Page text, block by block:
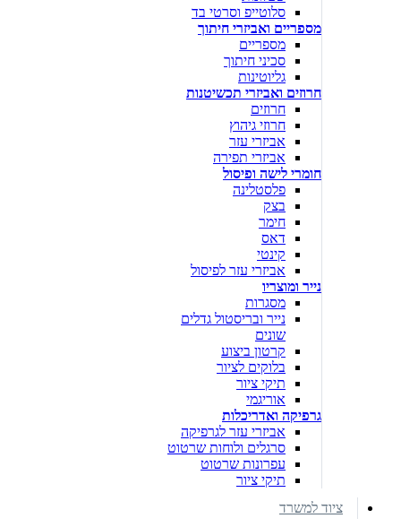
סלוטייפ וסרטי בד
מספריים ואביזרי חיתוך
מספריים
סכיני חיתוך
גליוטינות
חרוזים ואביזרי תכשיטנות
חרוזים
חרוזי גיהוץ
אביזרי עזר
אביזרי תפירה
חומרי לישה ופיסול
פלסטלינה
בצק
חימר
דאס
קינטי
אביזרי עזר לפיסול
נייר ומוצריו
מסגרות
נייר ובריסטול גדלים
שונים
קרטון ביצוע
בלוקים לציור
תיקי ציור
אוריגמי
גרפיקה ואדריכלות
אביזרי עזר לגרפיקה
סרגלים ולוחות שרטוט
עפרונות שרטוט
תיקי ציור
ציוד למשרד